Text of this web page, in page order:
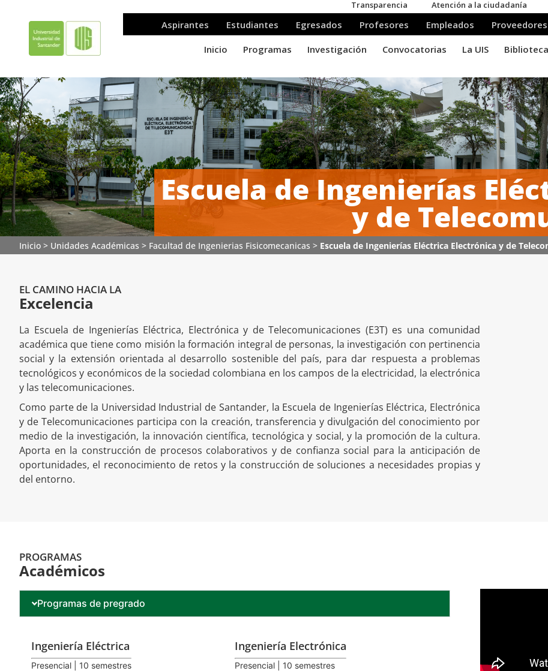
Escuela de Ingenierías
y de
Inicio > Unidades Académicas > Facultad de Ingenierias Fisicomecanicas > Escuela de Ingenierías Eléctrica Electrónica y de
EL CAMINO HACIA LA
Excelencia
La Escuela de Ingenierías Eléctrica, Electrónica y de Telecomunicaciones (E3T) es una comunidad
académica que tiene como misión la formación integral de personas, la investigación con pertinencia
social y la extensión orientada al desarrollo sostenible del país, para dar respuesta a problemas
tecnológicos y económicos de la sociedad colombiana en los campos de la electricidad, la electrónica
y las telecomunicaciones.
Como parte de la Universidad Industrial de Santander, la Escuela de Ingenierías Eléctrica, Electrónica
y de Telecomunicaciones participa con la creación, transferencia y divulgación del conocimiento por
medio de la investigación, la innovación científica, tecnológica y social, y la promoción de la cultura.
Aporta en la construcción de procesos colaborativos y de confianza social para la anticipación de
oportunidades, el reconocimiento de retos y la construcción de soluciones a necesidades propias y
del entorno.
PROGRAMAS
Académicos
Programas de pregrado
Ingeniería Eléctrica
Presencial | 10 semestres
Ingeniería Electrónica
Presencial | 10 semestres